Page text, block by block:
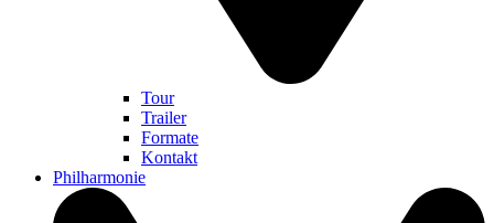
Tour
Trailer
Formate
Kontakt
Philharmonie